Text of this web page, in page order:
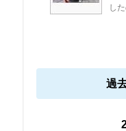
し
過